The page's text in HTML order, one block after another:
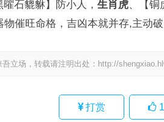
曜石貔貅】防小人， 生肖虎、【铜
催旺命格，吉凶本就并存,主动破
立场，转载请注明出处： http://
打赏